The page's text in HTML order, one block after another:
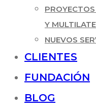
Y
NUEVOS
CLIENTES
FUNDACIÓN
BLOG